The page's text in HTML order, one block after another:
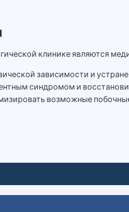
клинике являются
зависимости и
синдромом и
возможные